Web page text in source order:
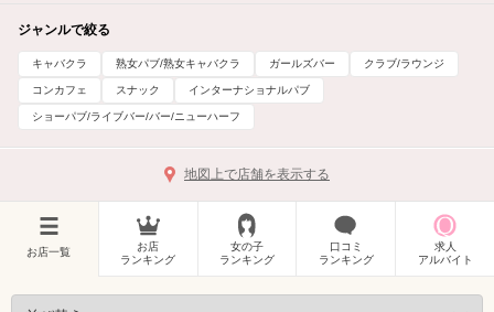
ジャンルで絞る
キャバクラ 熟女パブ/熟女キャバクラ ガールズバー クラブ/ラウンジ
コンカフェ スナック インターナショナルパブ
ショーパブ/ライブバー/バー/ニューハーフ
地図上で店舗を表示する
お店一覧
お店
ランキング
女の子
ランキング
口コミ
ランキング
求人
アルバイト